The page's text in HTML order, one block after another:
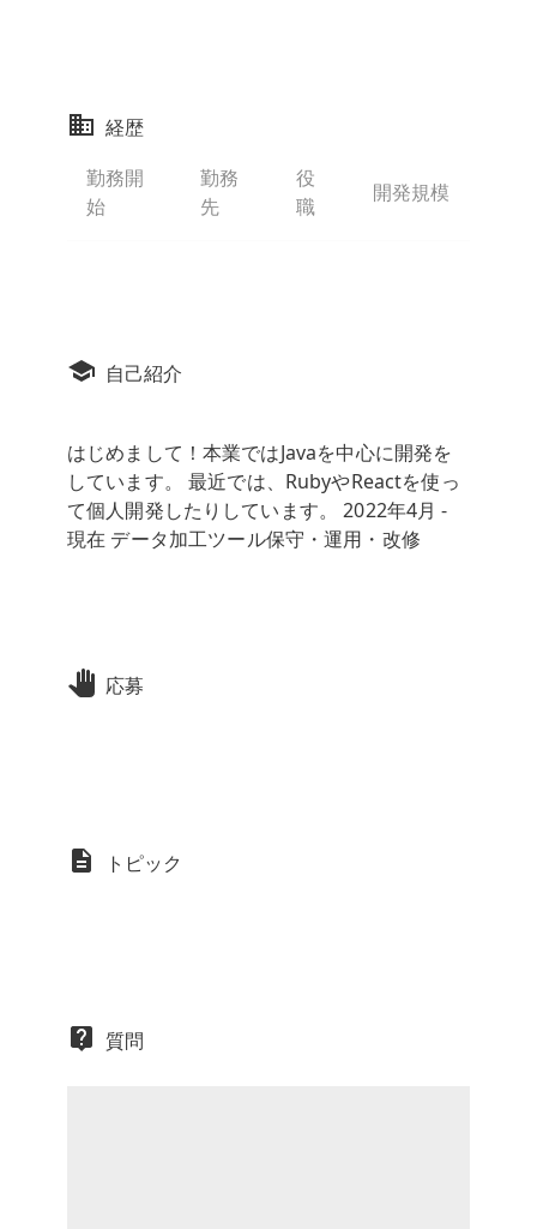
経歴
勤務開
始
勤務
先
役
職
開発規模
自己紹介
はじめまして！本業ではJavaを中心に開発を
しています。 最近では、RubyやReactを使っ
て個人開発したりしています。 2022年4月 -
現在 データ加工ツール保守・運用・改修
応募
トピック
質問